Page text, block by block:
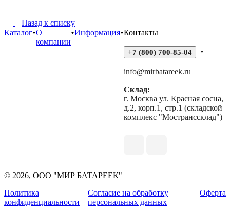
Назад к списку
Каталог О
компании
Информация Контакты
+7 (800) 700-85-04
info@mirbatareek.ru
Склад:
г. Москва ул. Красная сосна,
д.2, корп.1, стр.1 (складской
комплекс "Мостранссклад")
© 2026, ООО "МИР БАТАРЕЕК"
Политика
конфиденциальности
Согласие на обработку
персональных данных
Оферта